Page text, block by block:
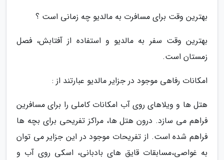
بهترین وقت برای مسافرت به مالدیو چه زمانی است ؟
بهترین وقت سفر به مالدیو و استفاده از آفتابش، فصل
زمستان است.
امکانات رفاهی موجود در جزایر مالدیو عبارتند از :
هتل ها و ویلاهای روی آب امکانات کاملی را برای مسافرین
فراهم می سازد. درون هتل ها، مراکز تفریحی برای بچه ها
فراهم شده است. از تفریحات موجود در این جزایر می توان
به غواصی،مسابقات قایق های بادبانی، اسکی روی آب و